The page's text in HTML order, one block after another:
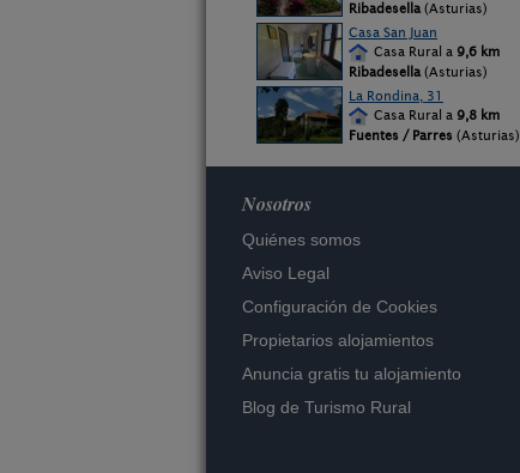
Ribadesella (Asturias)
Casa San Juan
Casa Rural a 9,6 km
Ribadesella (Asturias)
La Rondina, 31
Casa Rural a 9,8 km
Fuentes / Parres (Asturias)
Nosotros
Quiénes somos
Aviso Legal
Configuración de Cookies
Propietarios alojamientos
Anuncia gratis tu alojamiento
Blog de Turismo Rural